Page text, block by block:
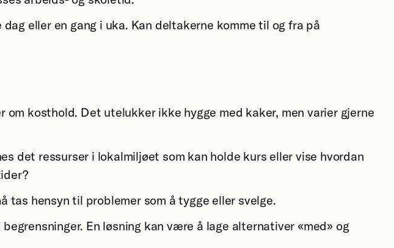
eller en gang i uka. Kan deltakerne komme til og fra på
kosthold. Det utelukker ikke hygge med kaker, men varier gjerne
det ressurser i lokalmiljøet som kan holde kurs eller vise hvordan
hensyn til problemer som å tygge eller svelge.
En løsning kan være å lage alternativer «med» og